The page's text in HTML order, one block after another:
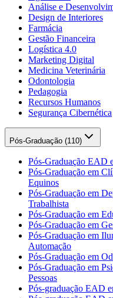
Análise e
Design de Interiores
Farmácia
Gestão Financeira
Logística 4.0
Marketing Digital
Medicina Veterinária
Odontologia
Pedagogia
Recursos Humanos
Segurança Cibernética
Pós-Graduação (110)
Pós-Graduação EAD
Pós-Graduação em
Equinos
Pós-Graduação em
Trabalhista
Pós-Graduação em
Pós-Graduação em
Pós-Graduação em
Automação
Pós-Graduação em
Pós-Graduação em
Pessoas
Pós-graduação EAD